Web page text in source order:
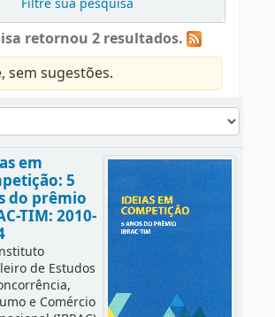
Filtre sua pesquisa
retornou 2 resultados.
sem sugestões.
em
5
do prêmio
TIM: 2010-
de Estudos
e Comércio